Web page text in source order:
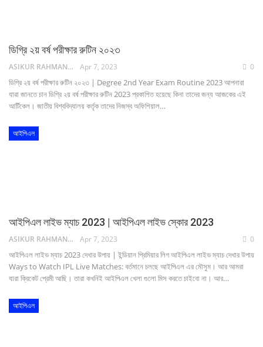
ডিগ্রি ২য় বর্ষ পরীক্ষার রুটিন ২০২৩
ASIKUR RAHMAN NAIM Apr 7, 2023 0
ডিগ্রি ২য় বর্ষ পরীক্ষার রুটিন ২০২৩ | Degree 2nd Year Exam Routine 2023 আপনারা
যাৱা জানতে চান ডিগ্রি ২য় বর্ষ পরীক্ষার রুটিন 2023 প্রকাশিত হয়েছে কিনা তাদের জন্য আজকের এই
আর্টিকেল। জাতীয় বিশ্ববিদ্যালয় কর্তৃক তাদের নিজস্ব অফিশিয়াল…
আইপিএল
আইপিএল লাইভ ম্যাচ 2023 | আইপিএল লাইভ স্কোর 2023
ASIKUR RAHMAN NAIM Apr 7, 2023 0
আইপিএল লাইভ ম্যাচ 2023 দেখার উপায় | ইন্ডিয়ান প্রিমিয়ার লিগ আইপিএল লাইভ ম্যাচ দেখার উপায়
Ways to Watch IPL Live Matches: বর্তমানে চলছে আইপিএল এর মৌসুম। আর আমরা
যারা ক্রিকেট প্রেমী আছি। তারা কখনিই আইপিএল খেলা ‍গুলো মিস করতে চাইবো না। আর…
আইপিএল